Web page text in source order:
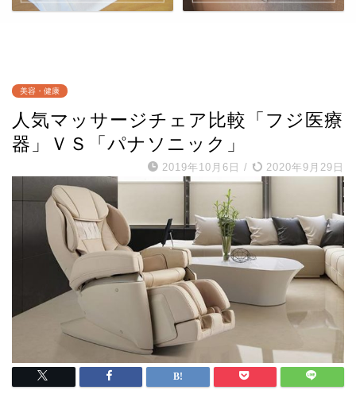
美容・健康
人気マッサージチェア比較「フジ医療
器」ＶＳ「パナソニック」
2019年10月6日 / 2020年9月29日